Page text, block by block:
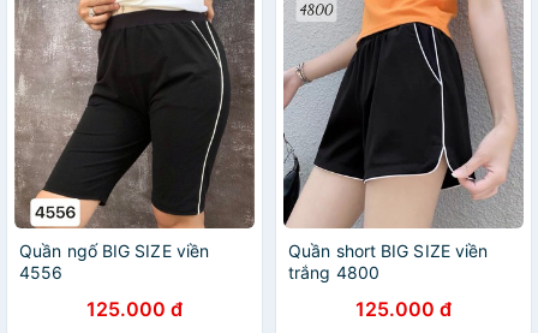
Quần ngố BIG SIZE viền
4556
125.000 đ
Quần short BIG SIZE viền
trắng 4800
125.000 đ